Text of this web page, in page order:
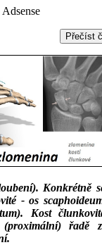
Přečíst
Konkrétně
- os
Kost
řadě